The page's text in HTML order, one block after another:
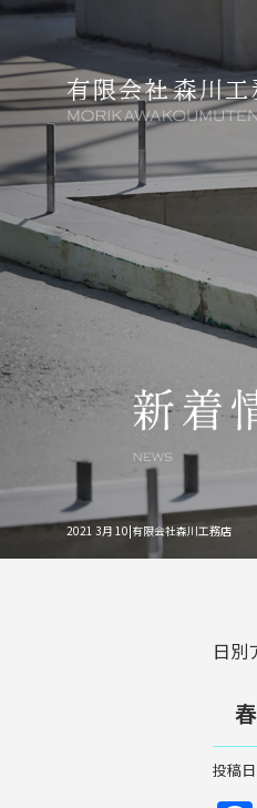
2021 3月 10|有限会社森川工務店
日別
投稿日